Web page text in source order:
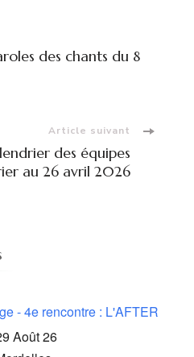
des chants du 8
Article suivant
des équipes
au 26 avril 2026
- 4e rencontre : L'AFTER
Août 26